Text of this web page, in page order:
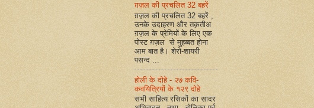
ग़ज़ल की प्रचलित 32 बहरें
ग़ज़ल की प्रचलित 32 बहरें ,
उनके उदाहरण और तक़तीअ
ग़ज़ल के प्रेमियों के लिए एक
पोस्ट ग़ज़ल से मुहब्बत होना
आम बात है। शेरो-शायरी
पसन्द ...
होली के दोहे - २७ कवि-
कवयित्रियों के १२९ दोहे
सभी साहित्य रसिकों का सादर